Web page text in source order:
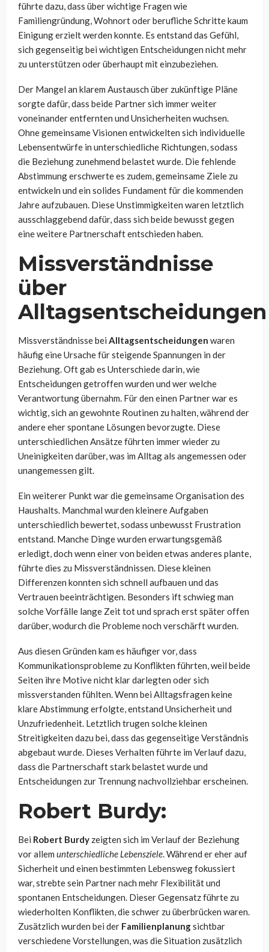
führte dazu, dass über wichtige Fragen wie
Familiengründung, Wohnort oder berufliche Schritte kaum
Einigung erzielt werden konnte. Es entstand das Gefühl,
sich gegenseitig bei wichtigen Entscheidungen nicht mehr
zu unterstützen oder überhaupt mit einzubeziehen.
Der Mangel an klarem Austausch über zukünftige Pläne
sorgte dafür, dass beide Partner sich immer weiter
voneinander entfernten und Unsicherheiten wuchsen.
Ohne gemeinsame Visionen entwickelten sich individuelle
Lebensentwürfe in unterschiedliche Richtungen, sodass
die Beziehung zunehmend belastet wurde. Die fehlende
Abstimmung erschwerte es zudem, gemeinsame Ziele zu
entwickeln und ein solides Fundament für die kommenden
Jahre aufzubauen. Diese Unstimmigkeiten waren letztlich
ausschlaggebend dafür, dass sich beide bewusst gegen
eine weitere Partnerschaft entschieden haben.
Missverständnisse
über
Alltagsentscheidungen
Missverständnisse bei Alltagsentscheidungen waren
häufig eine Ursache für steigende Spannungen in der
Beziehung. Oft gab es Unterschiede darin, wie
Entscheidungen getroffen wurden und wer welche
Verantwortung übernahm. Für den einen Partner war es
wichtig, sich an gewohnte Routinen zu halten, während der
andere eher spontane Lösungen bevorzugte. Diese
unterschiedlichen Ansätze führten immer wieder zu
Uneinigkeiten darüber, was im Alltag als angemessen oder
unangemessen gilt.
Ein weiterer Punkt war die gemeinsame Organisation des
Haushalts. Manchmal wurden kleinere Aufgaben
unterschiedlich bewertet, sodass unbewusst Frustration
entstand. Manche Dinge wurden erwartungsgemäß
erledigt, doch wenn einer von beiden etwas anderes plante,
führte dies zu Missverständnissen. Diese kleinen
Differenzen konnten sich schnell aufbauen und das
Vertrauen beeinträchtigen. Besonders ift schwieg man
solche Vorfälle lange Zeit tot und sprach erst später offen
darüber, wodurch die Probleme noch verschärft wurden.
Aus diesen Gründen kam es häufiger vor, dass
Kommunikationsprobleme zu Konflikten führten, weil beide
Seiten ihre Motive nicht klar darlegten oder sich
missverstanden fühlten. Wenn bei Alltagsfragen keine
klare Abstimmung erfolgte, entstand Unsicherheit und
Unzufriedenheit. Letztlich trugen solche kleinen
Streitigkeiten dazu bei, dass das gegenseitige Verständnis
abgebaut wurde. Dieses Verhalten führte im Verlauf dazu,
dass die Partnerschaft stark belastet wurde und
Entscheidungen zur Trennung nachvollziehbar erscheinen.
Robert Burdy:
Bei Robert Burdy zeigten sich im Verlauf der Beziehung
vor allem unterschiedliche Lebensziele. Während er eher auf
Sicherheit und einen bestimmten Lebensweg fokussiert
war, strebte sein Partner nach mehr Flexibilität und
spontanen Entscheidungen. Dieser Gegensatz führte zu
wiederholten Konflikten, die schwer zu überbrücken waren.
Zusätzlich wurden bei der Familienplanungsichtbar
verschiedene Vorstellungen, was die Situation zusätzlich